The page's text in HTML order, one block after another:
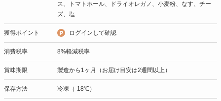
ス、トマトホール、ドライオレガノ、小麦粉、なす、チー
ズ、塩
獲得ポイント ログインして確認
消費税率 8%軽減税率
賞味期限 製造から1ヶ月（お届け目安は2週間以上）
保存方法 冷凍（-18℃）